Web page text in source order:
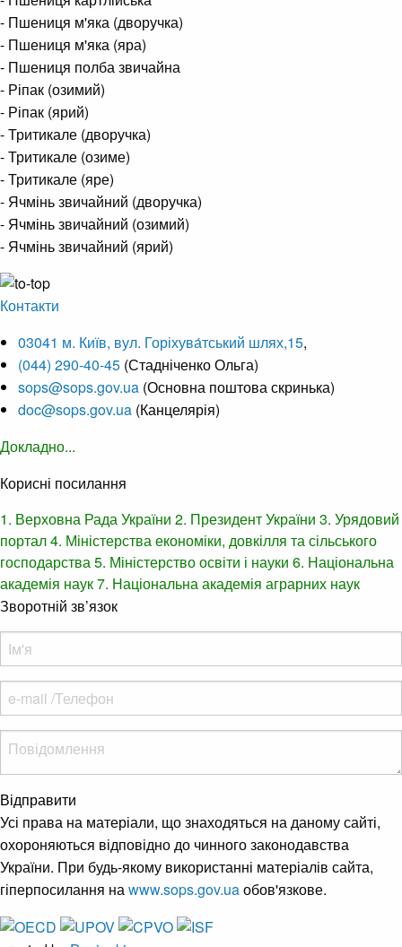
- Пшениця м'яка (дворучка)
- Пшениця м'яка (яра)
- Пшениця полба звичайна
- Ріпак (озимий)
- Ріпак (ярий)
- Тритикале (дворучка)
- Тритикале (озиме)
- Тритикале (яре)
- Ячмінь звичайний (дворучка)
- Ячмінь звичайний (озимий)
- Ячмінь звичайний (ярий)
Контакти
03041 м. Київ, вул. Горіхува́тський шлях,15,
(044) 290-40-45 (Стадніченко Ольга)
sops@sops.gov.ua (Основна поштова скринька)
doc@sops.gov.ua (Канцелярія)
Докладно...
Корисні посилання
1. Верховна Рада України 2. Президент України 3. Урядовий
портал4. Міністерства економіки, довкілля та сільського
господарства5. Міністерство освіти і науки 6. Національна
академія наук7. Національна академія аграрних наук
Зворотній зв’язок
Відправити
Усі права на матеріали, що знаходяться на даному сайті,
охороняються відповідно до чинного законодавства
України. При будь-якому використанні матеріалів сайта,
гіперпосилання наwww.sops.gov.uaобов'язкове.